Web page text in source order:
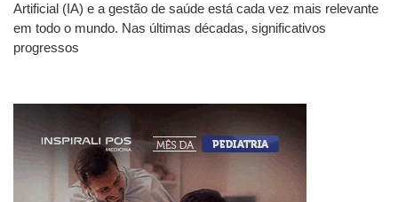
Artificial (IA) e a gestão de saúde está cada vez mais relevante
em todo o mundo. Nas últimas décadas, significativos
progressos